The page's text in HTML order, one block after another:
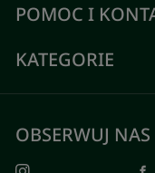
POMOC I
KATEGORIE
OBSERWUJ NAS